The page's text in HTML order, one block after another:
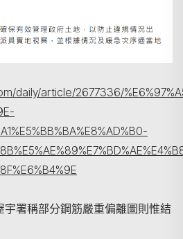
daily/article/2677336/
署稱部分鋼筋嚴重偏離圖則惟結